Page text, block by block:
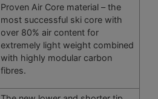
Proven Air Core material – the
most successful ski core with
over 80% air content for
extremely light weight combined
with highly modular carbon
fibres.